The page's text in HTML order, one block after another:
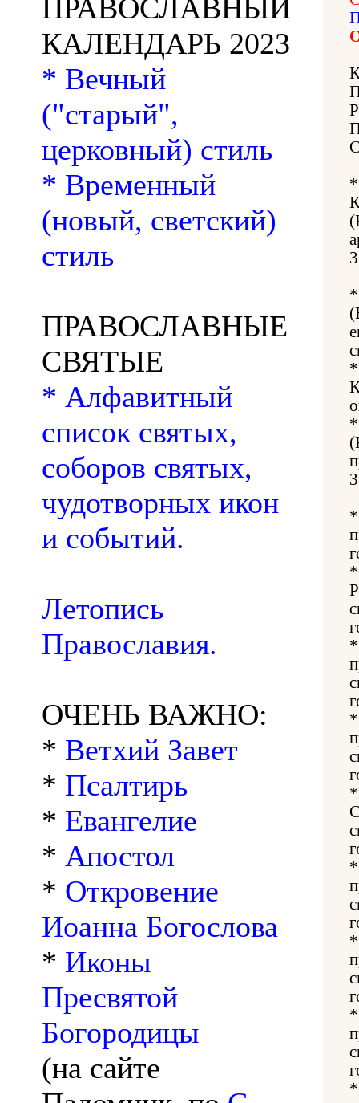
ПРАВОСЛАВНЫЙ
КАЛЕНДАРЬ 2023
* Вечный
("старый",
церковный) стиль
* Временный
(новый, светский)
стиль
ПРАВОСЛАВНЫЕ
СВЯТЫЕ
* Алфавитный
список святых,
соборов святых,
чудотворных икон
и событий.
Летопись
Православия.
ОЧЕНЬ ВАЖНО:
* Ветхий Завет
* Псалтирь
* Евангелие
* Апостол
* Откровение
Иоанна Богослова
* Иконы
Пресвятой
Богородицы
(на сайте